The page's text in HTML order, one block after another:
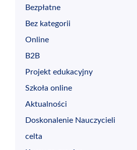
Bezpłatne
Bez kategorii
Online
B2B
Projekt edukacyjny
Szkoła online
Aktualności
Doskonalenie Nauczycieli
celta